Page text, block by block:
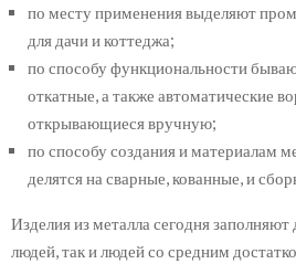
по месту применения выделяют
для дачи и коттеджа;
по способу функциональности
откатные, а также автоматические
открывающиеся вручную;
по способу создания и материалам
делятся на сварные, кованные, и
Изделия из металла сегодня
людей, так и людей со средним